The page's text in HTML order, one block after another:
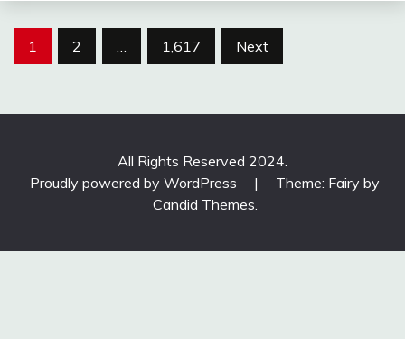
Posts
1 2 … 1,617 Next
All Rights Reserved 2024.
Proudly powered by WordPress
|
Theme: Fairy by
Candid Themes